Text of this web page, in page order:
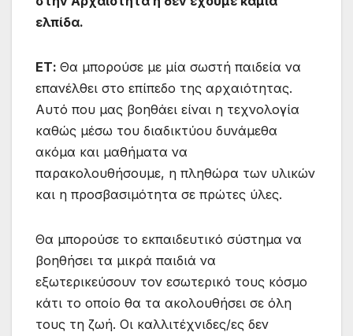
ελπίδα.
ΕΤ: Θα μπορούσε με μία σωστή παιδεία να
επανέλθει στο επίπεδο της αρχαιότητας.
Αυτό που μας βοηθάει είναι η τεχνολογία
καθώς μέσω του διαδικτύου δυνάμεθα
ακόμα και μαθήματα να
παρακολουθήσουμε, η πληθώρα των υλικών
και η προσβασιμότητα σε πρώτες ύλες.
Θα μπορούσε το εκπαιδευτικό σύστημα να
βοηθήσει τα μικρά παιδιά να
εξωτερικεύσουν τον εσωτερικό τους κόσμο
κάτι το οποίο θα τα ακολουθήσει σε όλη
τους τη ζωή. Οι καλλιτέχνιδες/ες δεν